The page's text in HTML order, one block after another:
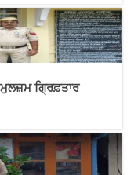
ਗ੍ਰਿਫ਼ਤਾਰ